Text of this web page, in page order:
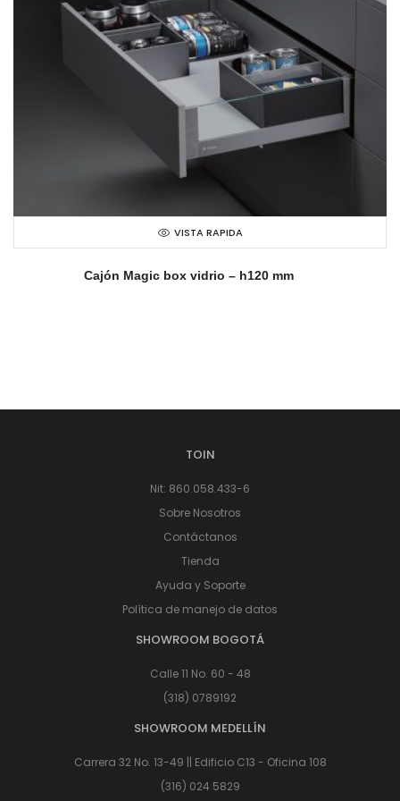
VISTA RAPIDA
Cajón Magic box vidrio – h120 mm
TOIN
Nit: 860.058.433-6
Sobre Nosotros
Contáctanos
Tienda
Ayuda y Soporte
Política de manejo de datos
SHOWROOM BOGOTÁ
Calle 11 No. 60 - 48
(318) 0789192
SHOWROOM MEDELLÍN
Carrera 32 No. 13-49 || Edificio C13 - Oficina 108
(316) 024 5829